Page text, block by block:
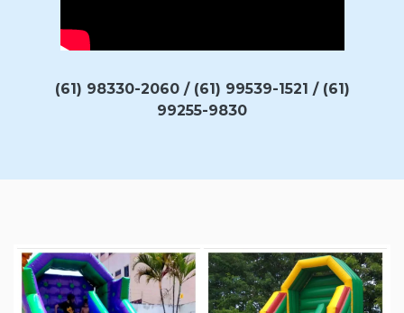
(61) 98330-2060 / (61) 99539-1521 / (61)
99255-9830